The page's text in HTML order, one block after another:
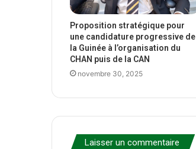
Proposition stratégique pour
une candidature progressive de
la Guinée à l’organisation du
CHAN puis de la CAN
novembre 30, 2025
Laisser un commentaire